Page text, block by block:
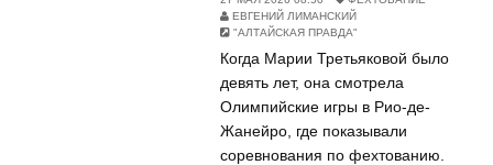
ЕВГЕНИЙ ЛИМАНСКИЙ
"АЛТАЙСКАЯ ПРАВДА"
Когда Марии Третьяковой было
девять лет, она смотрела
Олимпийские игры в Рио-де-
Жанейро, где показывали
соревнования по фехтованию.